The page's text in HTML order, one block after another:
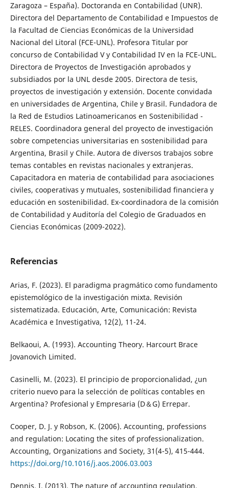
Zaragoza – España). Doctoranda en Contabilidad (UNR).
Directora del Departamento de Contabilidad e Impuestos de
la Facultad de Ciencias Económicas de la Universidad
Nacional del Litoral (FCE-UNL). Profesora Titular por
concurso de Contabilidad V y Contabilidad IV en la FCE-UNL.
Directora de Proyectos de Investigación aprobados y
subsidiados por la UNL desde 2005. Directora de tesis,
proyectos de investigación y extensión. Docente convidada
en universidades de Argentina, Chile y Brasil. Fundadora de
la Red de Estudios Latinoamericanos en Sostenibilidad -
RELES. Coordinadora general del proyecto de investigación
sobre competencias universitarias en sostenibilidad para
Argentina, Brasil y Chile. Autora de diversos trabajos sobre
temas contables en revistas nacionales y extranjeras.
Capacitadora en materia de contabilidad para asociaciones
civiles, cooperativas y mutuales, sostenibilidad financiera y
educación en sostenibilidad. Ex-coordinadora de la comisión
de Contabilidad y Auditoría del Colegio de Graduados en
Ciencias Económicas (2009-2022).
Referencias
Arias, F. (2023). El paradigma pragmático como fundamento
epistemológico de la investigación mixta. Revisión
sistematizada. Educación, Arte, Comunicación: Revista
Académica e Investigativa, 12(2), 11-24.
Belkaoui, A. (1993). Accounting Theory. Harcourt Brace
Jovanovich Limited.
Casinelli, M. (2023). El principio de proporcionalidad, ¿un
criterio nuevo para la selección de políticas contables en
Argentina? Profesional y Empresaria (D＆G) Errepar.
Cooper, D. J. y Robson, K. (2006). Accounting, professions
and regulation: Locating the sites of professionalization.
Accounting, Organizations and Society, 31(4-5), 415-444.
https://doi.org/10.1016/j.aos.2006.03.003
Dennis, I. (2013). The nature of accounting regulation.